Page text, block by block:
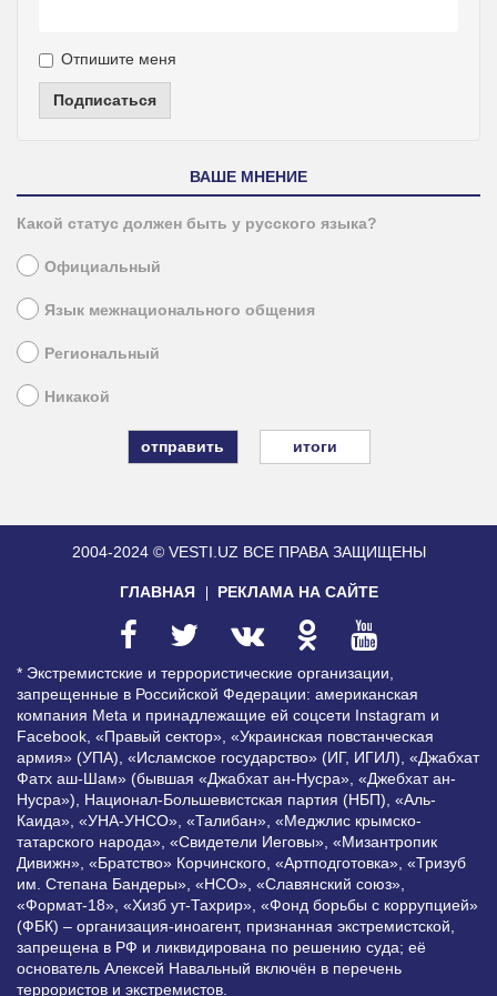
Отпишите меня
Подписаться
ВАШЕ МНЕНИЕ
Какой статус должен быть у русского языка?
Официальный
Язык межнационального общения
Региональный
Никакой
итоги
2004-2024 © VESTI.UZ ВСЕ ПРАВА ЗАЩИЩЕНЫ
ГЛАВНАЯ РЕКЛАМА НА САЙТЕ
* Экстремистские и террористические организации,
запрещенные в Российской Федерации: американская
компания Meta и принадлежащие ей соцсети Instagram и
Facebook, «Правый сектор», «Украинская повстанческая
армия» (УПА), «Исламское государство» (ИГ, ИГИЛ), «Джабхат
Фатх аш-Шам» (бывшая «Джабхат ан-Нусра», «Джебхат ан-
Нусра»), Национал-Большевистская партия (НБП), «Аль-
Каида», «УНА-УНСО», «Талибан», «Меджлис крымско-
татарского народа», «Свидетели Иеговы», «Мизантропик
Дивижн», «Братство» Корчинского, «Артподготовка», «Тризуб
им. Степана Бандеры», «НСО», «Славянский союз»,
«Формат-18», «Хизб ут-Тахрир», «Фонд борьбы с коррупцией»
(ФБК) – организация-иноагент, признанная экстремистской,
запрещена в РФ и ликвидирована по решению суда; её
основатель Алексей Навальный включён в перечень
террористов и экстремистов.